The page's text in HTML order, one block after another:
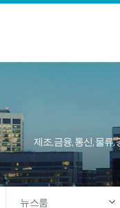
제조, 금융, 통신, 물류
뉴스룸